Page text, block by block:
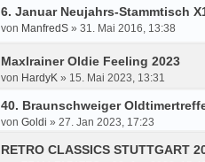
6. Januar Neujahrs-Stammtisch
von ManfredS » 31. Mai 2016, 13:38
Maxlrainer Oldie Feeling 2023
von HardyK » 15. Mai 2023, 13:31
40. Braunschweiger
von Goldi » 27. Jan 2023, 17:23
RETRO CLASSICS STUTTGART